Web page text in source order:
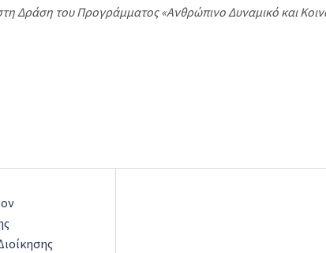
Δράση του Προγράμματος «Ανθρώπινο Δυναμικό και